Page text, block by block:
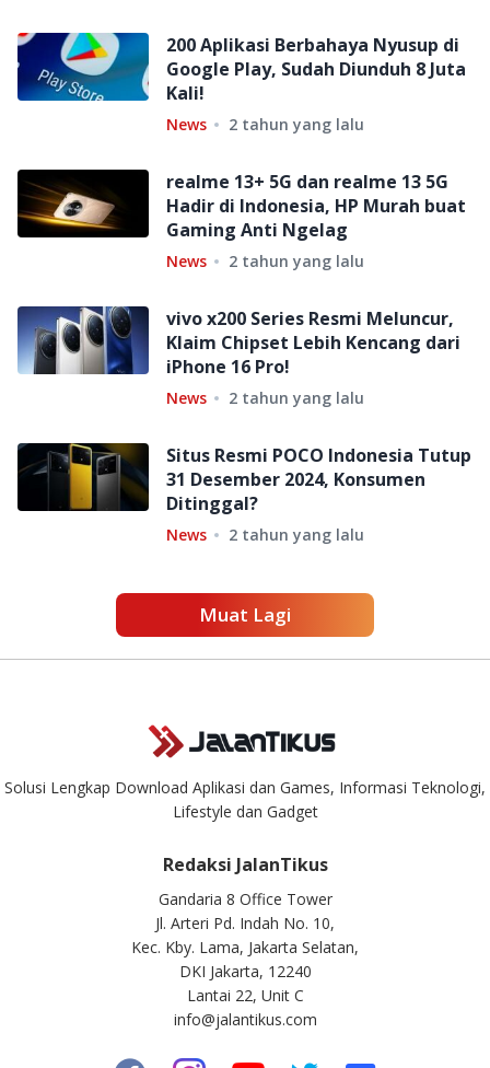
200 Aplikasi Berbahaya Nyusup di
Google Play, Sudah Diunduh 8 Juta
Kali!
News 2 tahun yang lalu
realme 13+ 5G dan realme 13 5G
Hadir di Indonesia, HP Murah buat
Gaming Anti Ngelag
News 2 tahun yang lalu
vivo x200 Series Resmi Meluncur,
Klaim Chipset Lebih Kencang dari
iPhone 16 Pro!
News 2 tahun yang lalu
Situs Resmi POCO Indonesia Tutup
31 Desember 2024, Konsumen
Ditinggal?
News 2 tahun yang lalu
Muat Lagi
Solusi Lengkap Download Aplikasi dan Games, Informasi Teknologi,
Lifestyle dan Gadget
Redaksi JalanTikus
Gandaria 8 Office Tower
Jl. Arteri Pd. Indah No. 10,
Kec. Kby. Lama, Jakarta Selatan,
DKI Jakarta, 12240
Lantai 22, Unit C
info@jalantikus.com